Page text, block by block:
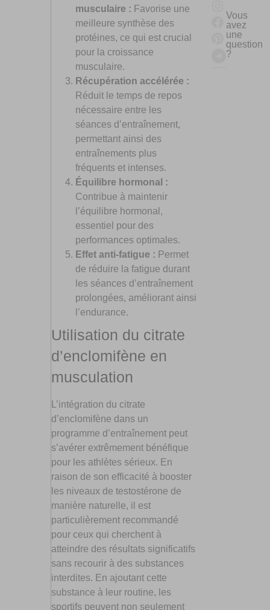
musculaire : Favorise une
meilleure synthèse des
protéines, ce qui est crucial
pour la croissance
musculaire.
Récupération accélérée :
Réduit le temps de repos
nécessaire entre les
séances d’entraînement,
permettant ainsi des
entraînements plus
fréquents et intenses.
Équilibre hormonal :
Contribue à maintenir
l’équilibre hormonal,
essentiel pour des
performances optimales.
Effet anti-fatigue : Permet
de réduire la fatigue durant
les séances d’entraînement
prolongées, améliorant ainsi
l’endurance.
Utilisation du citrate
d’enclomifène en
musculation
L’intégration du citrate
d’enclomifène dans un
programme d’entraînement peut
s’avérer extrêmement bénéfique
pour les athlètes sérieux. En
raison de son efficacité à booster
les niveaux de testostérone de
manière naturelle, il est
particulièrement recommandé
pour ceux qui cherchent à
atteindre des résultats significatifs
sans recourir à des substances
interdites. En ajoutant cette
substance à leur routine, les
sportifs peuvent non seulement
Vous
avez
une
question
?